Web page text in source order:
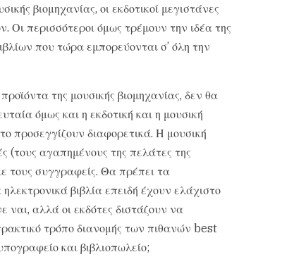
βιομηχανίας, οι εκδοτικοί μεγιστάνες
περισσότεροι όμως τρέμουν την ιδέα της
που τώρα εμπορεύονται σ’ όλη την
της μουσικής βιομηχανίας, δεν θα
όμως και η εκδοτική και η μουσική
προσεγγίζουν διαφορετικά. Η μουσική
(τους αγαπημένους της πελάτες της
τους συγγραφείς. Θα πρέπει τα
βιβλία επειδή έχουν ελάχιστο
ναι, αλλά οι εκδότες διστάζουν να
τρόπο διανομής των πιθανών best
και βιβλιοπωλείο;